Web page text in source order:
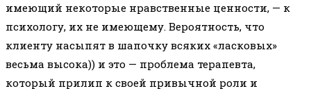
имеющий некоторые нравственные ценности, — к
психологу, их не имеющему. Вероятность, что
клиенту насыпят в шапочку всяких «ласковых»
весьма высока)) и это — проблема терапевта,
который прилип к своей привычной роли и